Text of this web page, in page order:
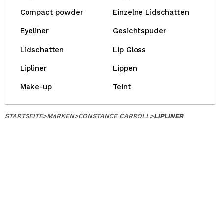
Compact powder Einzelne Lidschatten
Eyeliner Gesichtspuder
Lidschatten Lip Gloss
Lipliner Lippen
Make-up Teint
STARTSEITE>MARKEN>CONSTANCE CARROLL>LIPLINER